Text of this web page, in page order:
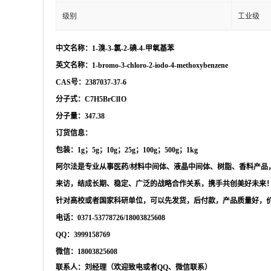
级别 工业级
中文名称： 1-溴-3-氯-2-碘-4-甲氧基苯
英文名称： 1-bromo-3-chloro-2-iodo-4-methoxybenzene
CAS号：2387037-37-6
分子式： C7H5BrClIO
分子量： 347.38
订货信息：
包装： 1g；5g；10g；25g；100g；500g；1kg
阿尔法是专业从事医药/材料中间体、液晶中间体、树脂、香料产
来访，结成长期、稳定、广泛的战略合作关系，携手共创美好未来
针对高校或者国家科研单位，可以先发货，后付款，产品质量好
电话： 0371-53778726/18003825608
QQ：3999158769
微信： 18003825608
联系人：刘经理（欢迎致电或者QQ、微信联系）